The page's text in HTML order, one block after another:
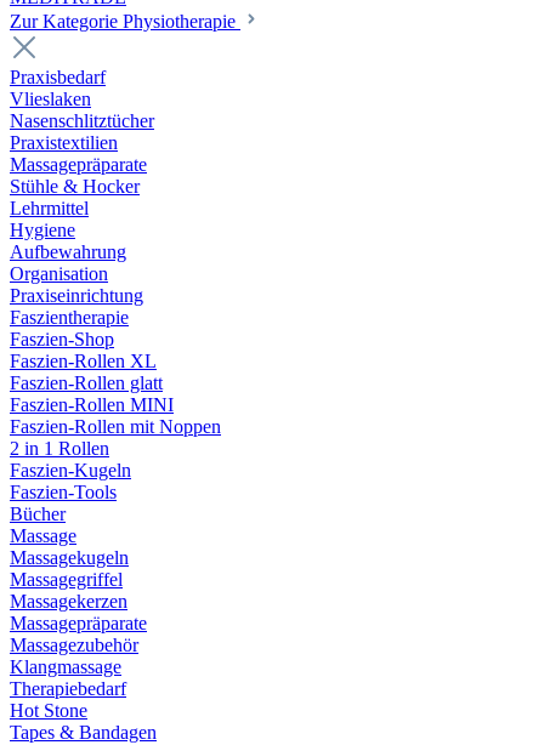
Zur Kategorie Physiotherapie
Praxisbedarf
Vlieslaken
Nasenschlitztücher
Praxistextilien
Massagepräparate
Stühle & Hocker
Lehrmittel
Hygiene
Aufbewahrung
Organisation
Praxiseinrichtung
Faszientherapie
Faszien-Shop
Faszien-Rollen XL
Faszien-Rollen glatt
Faszien-Rollen MINI
Faszien-Rollen mit Noppen
2 in 1 Rollen
Faszien-Kugeln
Faszien-Tools
Bücher
Massage
Massagekugeln
Massagegriffel
Massagekerzen
Massagepräparate
Massagezubehör
Klangmassage
Therapiebedarf
Hot Stone
Tapes & Bandagen